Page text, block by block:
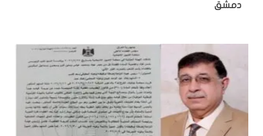
دمشق